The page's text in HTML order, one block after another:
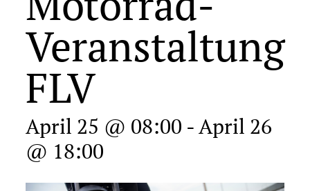
Veranstaltung
FLV
April 25 @ 08:00 -April 26
@ 18:00